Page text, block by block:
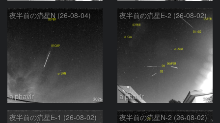
夜半前の流星N (26-08-04)
alphavir
夜半前の流星E-2 (26-08-02)
alphavir
夜半前の流星E-1 (26-08-02) 夜半前の流星N-2 (26-08-02)